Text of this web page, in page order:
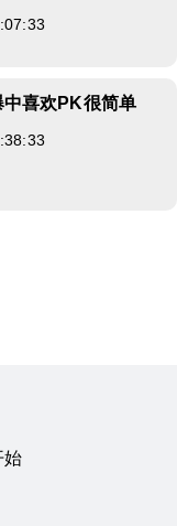
中喜欢PK很简单
始